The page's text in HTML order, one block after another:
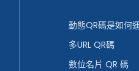
動態QR碼是如何
多URL QR碼
數位名片 QR 碼